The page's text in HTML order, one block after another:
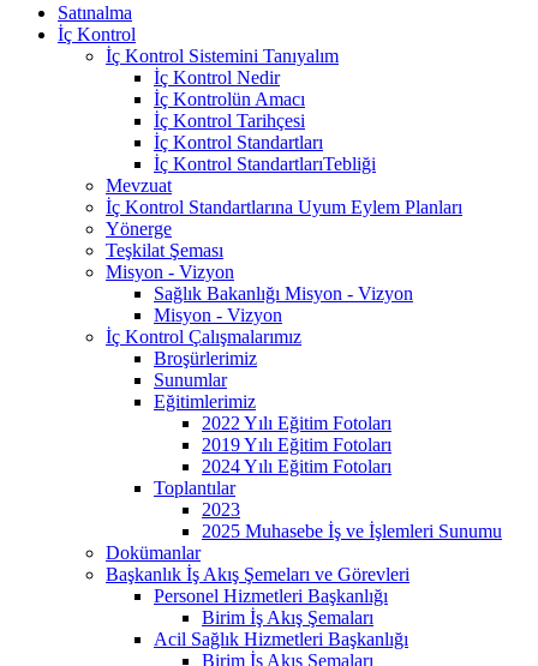
Satınalma
İç Kontrol
İç Kontrol Sistemini Tanıyalım
İç Kontrol Nedir
İç Kontrolün Amacı
İç Kontrol Tarihçesi
İç Kontrol Standartları
İç Kontrol StandartlarıTebliği
Mevzuat
İç Kontrol Standartlarına Uyum Eylem Planları
Yönerge
Teşkilat Şeması
Misyon - Vizyon
Sağlık Bakanlığı Misyon - Vizyon
Misyon - Vizyon
İç Kontrol Çalışmalarımız
Broşürlerimiz
Sunumlar
Eğitimlerimiz
2022 Yılı Eğitim Fotoları
2019 Yılı Eğitim Fotoları
2024 Yılı Eğitim Fotoları
Toplantılar
2023
2025 Muhasebe İş ve İşlemleri Sunumu
Dokümanlar
Başkanlık İş Akış Şemeları ve Görevleri
Personel Hizmetleri Başkanlığı
Birim İş Akış Şemaları
Acil Sağlık Hizmetleri Başkanlığı
Birim İş Akış Şemaları